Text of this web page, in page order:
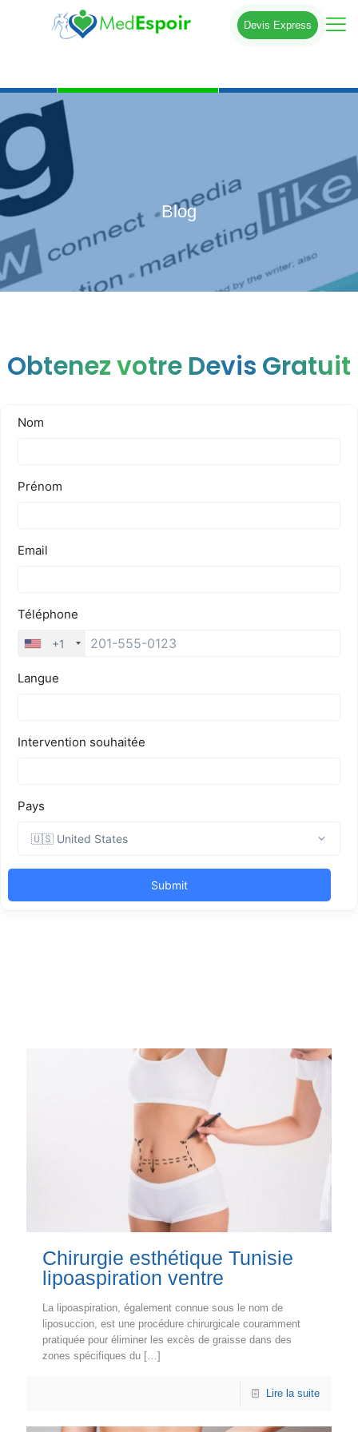
Devis Express
Blog
Obtenez votre Devis Gratuit
Chirurgie esthétique Tunisie
lipoaspiration ventre
La lipoaspiration, également connue sous le nom de
liposuccion, est une procédure chirurgicale couramment
pratiquée pour éliminer les excès de graisse dans des
zones spécifiques du […]
Lire la suite